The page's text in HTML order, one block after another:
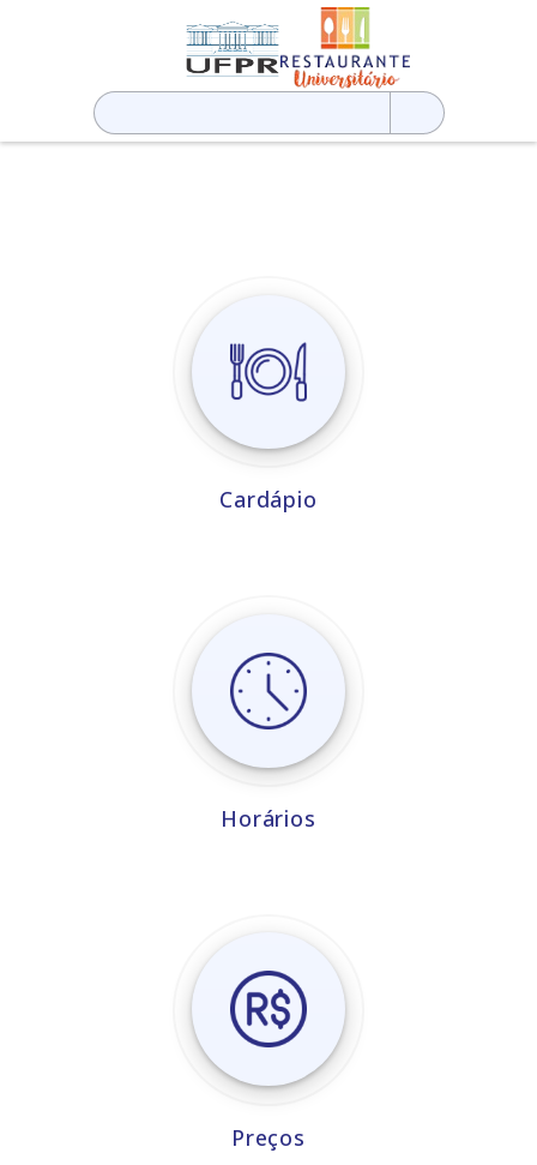
Pesquisar
por:
Cardápio
Horários
Preços